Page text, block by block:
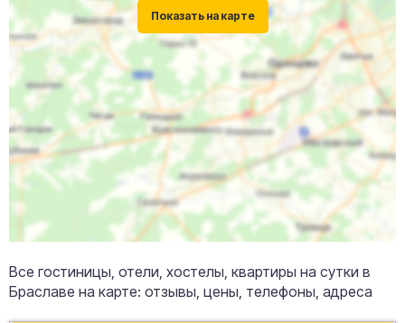
Все гостиницы, отели, хостелы, квартиры на сутки в
Браславе на карте: отзывы, цены, телефоны, адреса